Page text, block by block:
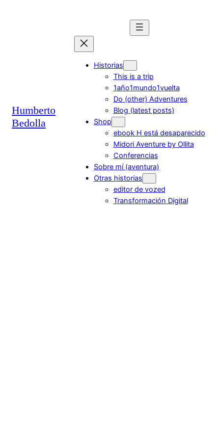
Humberto
Bedolla
Historias
This is a trip
1año1mundo1vuelta
Do (other) Adventures
Blog (latest posts)
Shop
ebook H está desaparecido
Midori Aventure by Ollita
Conferencias
Sobre mí (aventura)
Otras historias
editor de vozed
Transformación Digital